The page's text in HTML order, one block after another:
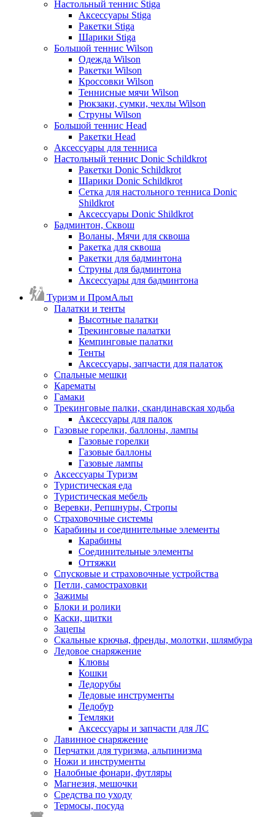
Настольный теннис Stiga
Аксессуары Stiga
Ракетки Stiga
Шарики Stiga
Большой теннис Wilson
Одежда Wilson
Ракетки Wilson
Кроссовки Wilson
Теннисные мячи Wilson
Рюкзаки, сумки, чехлы Wilson
Струны Wilson
Большой теннис Head
Ракетки Head
Аксессуары для тенниса
Настольный теннис Donic Schildkrot
Ракетки Donic Schildkrot
Шарики Donic Schildkrot
Сетка для настольного тенниса Donic
Shildkrot
Аксессуары Donic Shildkrot
Бадминтон, Сквош
Воланы, Мячи для сквоша
Ракетка для сквоша
Ракетки для бадминтона
Струны для бадминтона
Аксессуары для бадминтона
Туризм и ПромАльп
Палатки и тенты
Высотные палатки
Трекинговые палатки
Кемпинговые палатки
Тенты
Аксессуары, запчасти для палаток
Спальные мешки
Карематы
Гамаки
Трекинговые палки, скандинавская ходьба
Аксессуары для палок
Газовые горелки, баллоны, лампы
Газовые горелки
Газовые баллоны
Газовые лампы
Аксессуары Туризм
Туристическая еда
Туристическая мебель
Веревки, Репшнуры, Стропы
Страховочные системы
Карабины и соединительные элементы
Карабины
Соединительные элементы
Оттяжки
Спусковые и страховочные устройства
Петли, самостраховки
Зажимы
Блоки и ролики
Каски, щитки
Зацепы
Скальные крючья, френды, молотки, шлямбура
Ледовое снаряжение
Клювы
Кошки
Ледорубы
Ледовые инструменты
Ледобур
Темляки
Аксессуары и запчасти для ЛС
Лавинное снаряжение
Перчатки для туризма, альпинизма
Ножи и инструменты
Налобные фонари, футляры
Магнезия, мешочки
Средства по уходу
Термосы, посуда